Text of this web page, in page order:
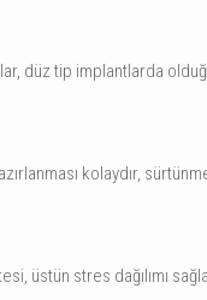
düz tip implantlarda
kolaydır,
üstün stres dağılımı